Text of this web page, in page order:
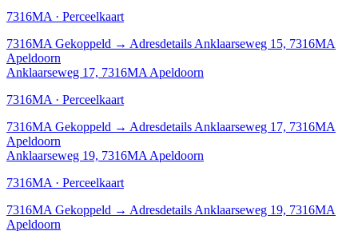
7316MA · Perceelkaart
7316MA Gekoppeld → Adresdetails Anklaarseweg 15, 7316MA
Apeldoorn
Anklaarseweg 17, 7316MA Apeldoorn
7316MA · Perceelkaart
7316MA Gekoppeld → Adresdetails Anklaarseweg 17, 7316MA
Apeldoorn
Anklaarseweg 19, 7316MA Apeldoorn
7316MA · Perceelkaart
7316MA Gekoppeld → Adresdetails Anklaarseweg 19, 7316MA
Apeldoorn